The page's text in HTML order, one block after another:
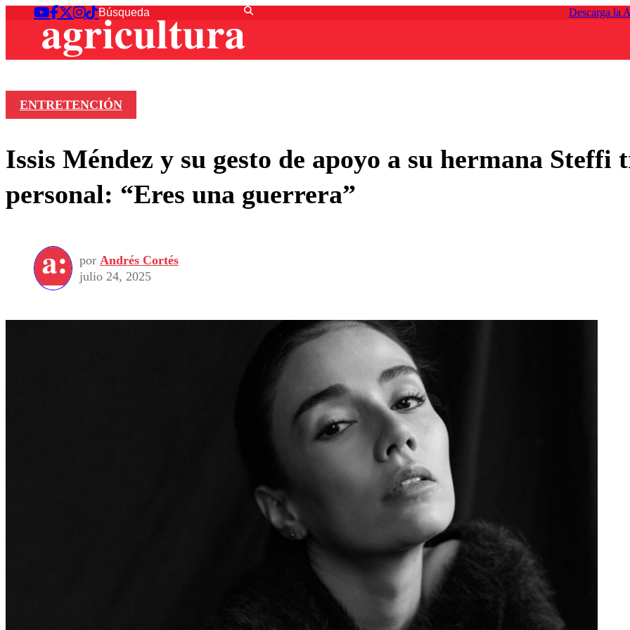
Descarga la
ENTRETENCIÓN
Issis Méndez y su gesto de apoyo a su hermana Steffi
personal: “Eres una guerrera”
por Andrés Cortés
julio 24, 2025